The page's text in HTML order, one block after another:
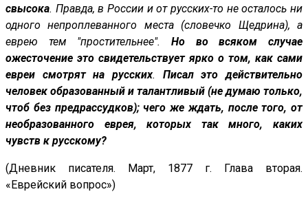
свысока. Правда, в России и от русских-то не осталось ни
одного непроплеванного места (словечко Щедрина), а
еврею тем "простительнее". Но во всяком случае
ожесточение это свидетельствует ярко о том, как сами
евреи смотрят на русских. Писал это действительно
человек образованный и талантливый (не думаю только,
чтоб без предрассудков); чего же ждать, после того, от
необразованного еврея, которых так много, каких
чувств к русскому?
(Дневник писателя. Март, 1877 г. Глава вторая.
«Еврейский вопрос»)